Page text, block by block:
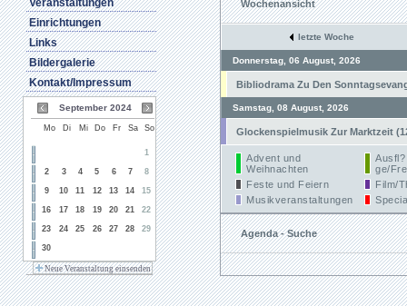
Veranstaltungen
Einrichtungen
Links
Bildergalerie
Kontakt/Impressum
September 2024
Mo Di Mi Do Fr Sa So
1
2 3 4 5 6 7 8
9 10 11 12 13 14 15
16 17 18 19 20 21 22
23 24 25 26 27 28 29
30
Neue Veranstaltung einsenden
Wochenansicht
letzte Woche
Donnerstag, 06 August, 2026
Bibliodrama Zu Den
Samstag, 08 August, 2026
Glockenspielmusik Zur Marktzeit
Advent und
Weihnachten
Ausfl?
ge/
Feste und Feiern
Film/
Musikveranstaltungen
Agenda - Suche